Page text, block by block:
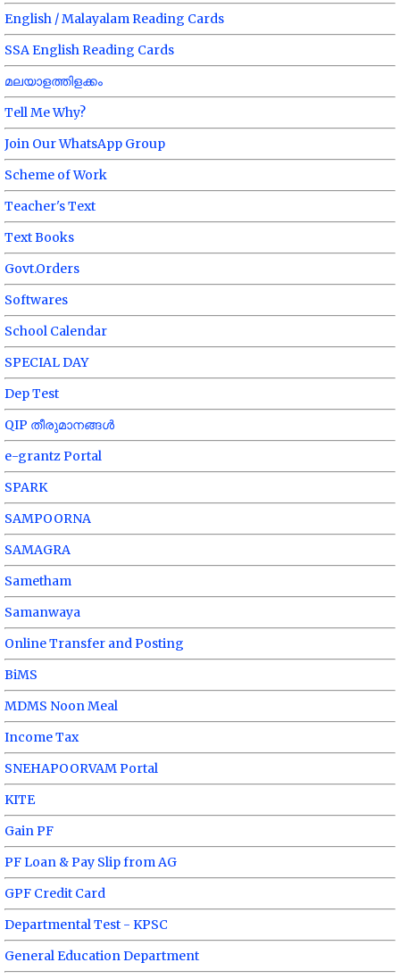
English / Malayalam Reading Cards
SSA English Reading Cards
മലയാളത്തിളക്കം
Tell Me Why?
Join Our WhatsApp Group
Scheme of Work
Teacher's Text
Text Books
Govt.Orders
Softwares
School Calendar
SPECIAL DAY
Dep Test
QIP തീരുമാനങ്ങൾ
e-grantz Portal
SPARK
SAMPOORNA
SAMAGRA
Sametham
Samanwaya
Online Transfer and Posting
BiMS
MDMS Noon Meal
Income Tax
SNEHAPOORVAM Portal
KITE
Gain PF
PF Loan & Pay Slip from AG
GPF Credit Card
Departmental Test - KPSC
General Education Department